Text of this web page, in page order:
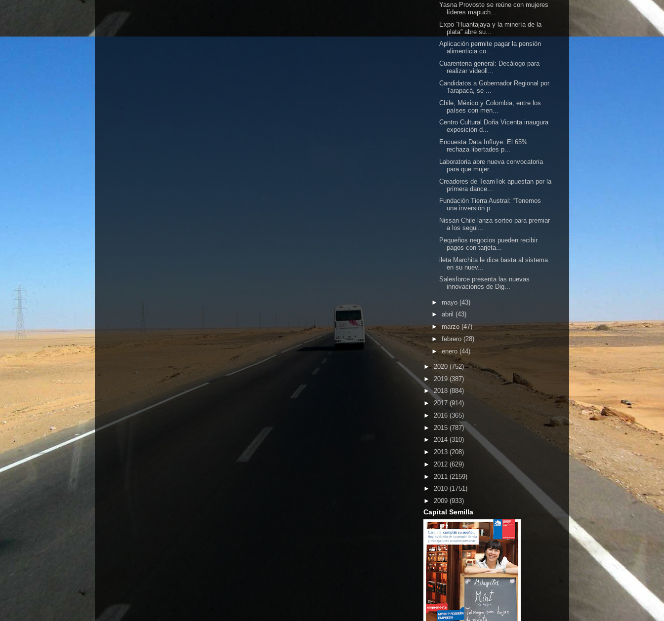
Yasna Provoste se reúne con mujeres
líderes mapuch...
Expo “Huantajaya y la minería de la
plata” abre su...
Aplicación permite pagar la pensión
alimenticia co...
Cuarentena general: Decálogo para
realizar videoll...
Candidatos a Gobernador Regional por
Tarapacá, se ...
Chile, México y Colombia, entre los
países con men...
Centro Cultural Doña Vicenta inaugura
exposición d...
Encuesta Data Influye: El 65%
rechaza libertades p...
Laboratoria abre nueva convocatoria
para que mujer...
Creadores de TeamTok apuestan por la
primera dance...
Fundación Tierra Austral: “Tenemos
una inversión p...
Nissan Chile lanza sorteo para premiar
a los segui...
Pequeños negocios pueden recibir
pagos con tarjeta...
ileta Marchita le dice basta al sistema
en su nuev...
Salesforce presenta las nuevas
innovaciones de Dig...
► mayo (43)
► abril (43)
►marzo (47)
► febrero (28)
►enero(44)
► 2020 (752)
► 2019 (387)
►2018 (884)
► 2017 (914)
► 2016 (365)
► 2015 (787)
► 2014 (310)
► 2013 (208)
► 2012 (629)
► 2011 (2159)
► 2010 (1751)
► 2009 (933)
Capital Semilla